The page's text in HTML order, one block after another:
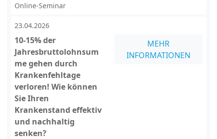
Online-Seminar
23.04.2026
10-15% der
Jahresbruttolohnsum
me gehen durch
Krankenfehltage
verloren! Wie können
Sie Ihren
Krankenstand effektiv
und nachhaltig
senken?
MEHR
INFORMATIONEN